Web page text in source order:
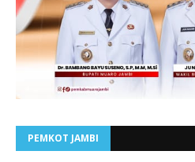
PEMKOT JAMBI